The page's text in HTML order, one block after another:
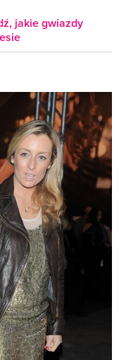
jakie gwiazdy